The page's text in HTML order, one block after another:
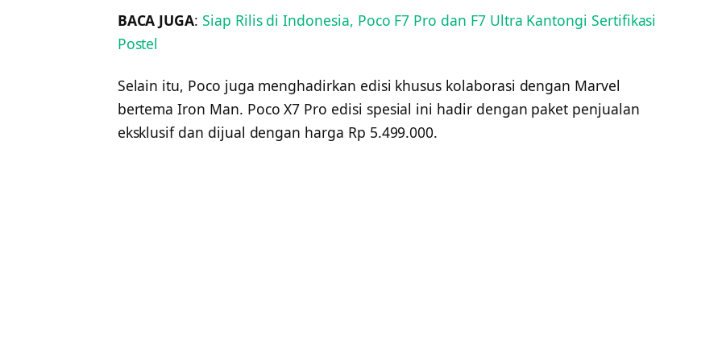
BACA JUGA:Siap Rilis di Indonesia, Poco F7 Pro dan F7 Ultra Kantongi Sertifikasi
Postel
Selain itu, Poco juga menghadirkan edisi khusus kolaborasi dengan Marvel
bertema Iron Man. Poco X7 Pro edisi spesial ini hadir dengan paket penjualan
eksklusif dan dijual dengan harga Rp 5.499.000.